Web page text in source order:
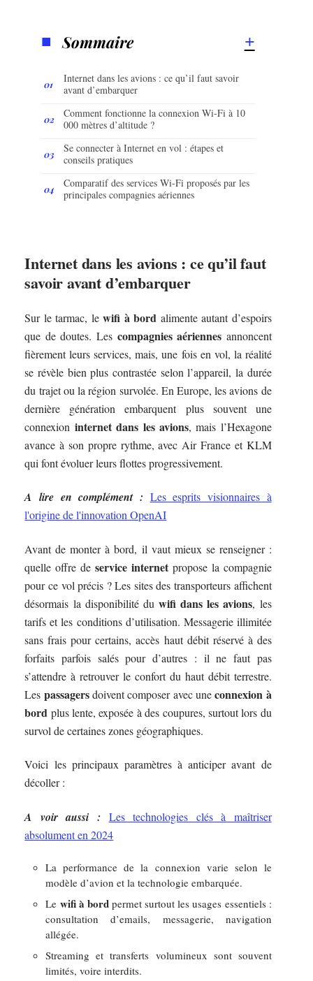
Sommaire
Internet dans les avions : ce qu’il faut savoir
avant d’embarquer
Comment fonctionne la connexion Wi-Fi à 10
000 mètres d’altitude ?
Se connecter à Internet en vol : étapes et
conseils pratiques
Comparatif des services Wi-Fi proposés par les
principales compagnies aériennes
Internet dans les avions : ce qu’il faut
savoir avant d’embarquer
Sur le tarmac, lewifi à bord alimente autant d’espoirs
que de doutes. Les compagnies aériennes annoncent
fièrement leurs services, mais, une fois en vol, la réalité
se révèle bien plus contrastée selon l’appareil, la durée
du trajet ou la région survolée. En Europe, les avions de
dernière génération embarquent plus souvent une
connexion internet dans les avions, mais l’Hexagone
avance à son propre rythme, avec Air France et KLM
qui font évoluer leurs flottes progressivement.
A lire en complément : Les esprits visionnaires à
l'origine de l'innovation OpenAI
Avant de monter à bord, il vaut mieux se renseigner :
quelle offre deservice internetpropose la compagnie
pour ce vol précis ? Les sites des transporteurs affichent
désormais la disponibilité du wifi dans les avions, les
tarifs et les conditions d’utilisation. Messagerie illimitée
sans frais pour certains, accès haut débit réservé à des
forfaits parfois salés pour d’autres : il ne faut pas
s’attendre à retrouver le confort du haut débit terrestre.
Les passagersdoivent composer avec uneconnexion à
bord plus lente, exposée à des coupures, surtout lors du
survol de certaines zones géographiques.
Voici les principaux paramètres à anticiper avant de
décoller :
A voir aussi :
Les technologies clés à maîtriser
absolument en 2024
La performance de la connexion varie selon le
modèle d’avion et la technologie embarquée.
Le wifi à bordpermet surtout les usages essentiels :
consultation d’emails, messagerie, navigation
allégée.
Streaming et transferts volumineux sont souvent
limités, voire interdits.